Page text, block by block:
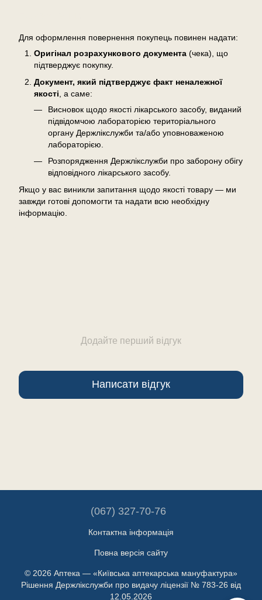
Для оформлення повернення покупець повинен надати:
Оригінал розрахункового документа (чека), що
підтверджує покупку.
Документ, який підтверджує факт неналежної
якості , а саме:
Висновок щодо якості лікарського засобу, виданий
підвідомчою лабораторією територіального
органу Держлікслужби та/або уповноваженою
лабораторією.
Розпорядження Держлікслужби про заборону обігу
відповідного лікарського засобу.
Якщо у вас виникли запитання щодо якості товару — ми
завжди готові допомогти та надати всю необхідну
інформацію.
Додайте перший відгук
Написати відгук
(067) 327-70-76
Контактна інформація
Повна версія сайту
© 2026 Аптека — «Київська аптекарська мануфактура»
Рішення Держлікслужби про видачу ліцензії № 783-26 від
12.05.2026